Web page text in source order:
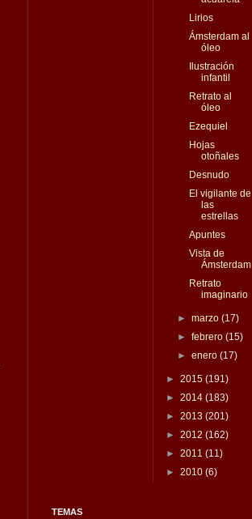
Lirios
Ámsterdam al
óleo
Ilustración
infantil
Retrato al
óleo
Ezequiel
Hojas
otoñales
Desnudo
El vigilante de
las
estrellas
Apuntes
Vista de
Ámsterdam
Retrato
imaginario
► marzo (17)
► febrero (15)
► enero (17)
► 2015 (191)
► 2014 (183)
► 2013 (201)
► 2012 (162)
► 2011 (11)
► 2010 (6)
TEMAS